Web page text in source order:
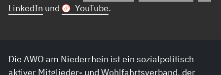
LinkedIn und YouTube.
Die AWO am Niederrhein ist ein sozialpolitisch
aktiver Mitglieder- und Wohlfahrtsverband, der